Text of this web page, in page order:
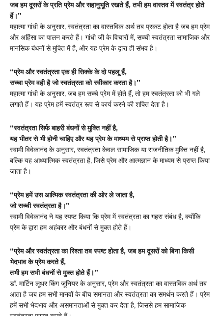
जब हम दूसरों के प्रति प्रेम और सहानुभूति रखते हैं, तभी हम वास्तव में स्वतंत्र होते
हैं।”
महात्मा गांधी के अनुसार, स्वतंत्रता का वास्तविक अर्थ तब प्रकट होता है जब हम प्रेम
और अहिंसा का पालन करते हैं। गांधी जी के विचारों में, सच्ची स्वतंत्रता सामाजिक और
मानसिक बंधनों से मुक्ति में है, और यह प्रेम के द्वारा ही संभव है।
“प्रेम और स्वतंत्रता एक ही सिक्के के दो पहलू हैं,
सच्चा प्रेम वही है जो स्वतंत्रता को स्वीकार करता है।”
महात्मा गांधी के अनुसार, जब हम सच्चे प्रेम में होते हैं, तो हम स्वतंत्रता को भी गले
लगाते हैं। यह प्रेम हमें स्वतंत्र रूप से कार्य करने की शक्ति देता है।
“स्वतंत्रता सिर्फ बाहरी बंधनों से मुक्ति नहीं है,
यह भीतर से भी होनी चाहिए और यह प्रेम के माध्यम से प्राप्त होती है।”
स्वामी विवेकानंद के अनुसार, स्वतंत्रता केवल सामाजिक या राजनीतिक मुक्ति नहीं है,
बल्कि यह आध्यात्मिक स्वतंत्रता है, जिसे प्रेम और आत्मज्ञान के माध्यम से प्राप्त किया
जाता है।
“प्रेम हमें उस आत्मिक स्वतंत्रता की ओर ले जाता है,
जो सच्ची स्वतंत्रता है।”
स्वामी विवेकानंद ने यह स्पष्ट किया कि प्रेम में स्वतंत्रता का गहरा संबंध है, क्योंकि
प्रेम के द्वारा हम अहंकार और बंधनों से मुक्त होते हैं।
“प्रेम और स्वतंत्रता का रिश्ता तब स्पष्ट होता है, जब हम दूसरों को बिना किसी
भेदभाव के प्रेम करते हैं,
तभी हम सभी बंधनों से मुक्त होते हैं।”
डॉ. मार्टिन लूथर किंग जूनियर के अनुसार, प्रेम और स्वतंत्रता का वास्तविक अर्थ तब
आता है जब हम सभी मानवों के बीच समानता और स्वतंत्रता का समर्थन करते हैं। प्रेम
हमें सभी भेदभाव और असमानताओं से मुक्त कर देता है, जिससे हम सामाजिक